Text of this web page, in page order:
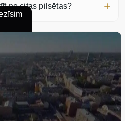
no citas pilsētas?